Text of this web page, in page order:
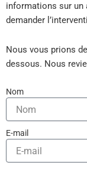
informations sur un
demander
Nous vous prions
dessous. Nous
Nom
E-mail